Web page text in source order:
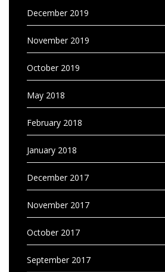
December 2019
November 2019
October 2019
May 2018
February 2018
January 2018
December 2017
November 2017
October 2017
September 2017